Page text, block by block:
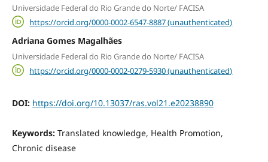
Universidade Federal do Rio Grande do Norte/ FACISA
https://orcid.org/0000-0002-6547-8887 (unauthenticated)
Adriana Gomes Magalhães
Universidade Federal do Rio Grande do Norte/ FACISA
https://orcid.org/0000-0002-0279-5930 (unauthenticated)
DOI: https://doi.org/10.13037/ras.vol21.e20238890
Keywords: Translated knowledge, Health Promotion,
Chronic disease